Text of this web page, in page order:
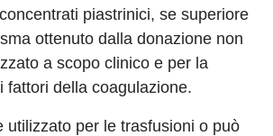
piastrinici, se superiore
ottenuto dalla donazione non
a scopo clinico e per la
fattori della coagulazione.
utilizzato per le trasfusioni o può